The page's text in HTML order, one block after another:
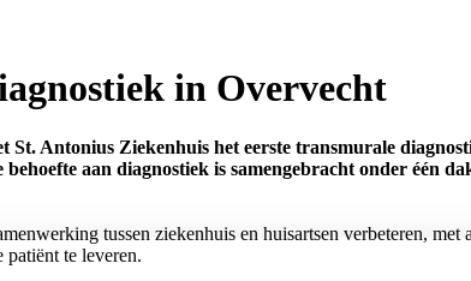
in Overvecht
St. Antonius Ziekenhuis het eerste transmurale
aan diagnostiek is samengebracht onder één
tussen ziekenhuis en huisartsen verbeteren,
te leveren.